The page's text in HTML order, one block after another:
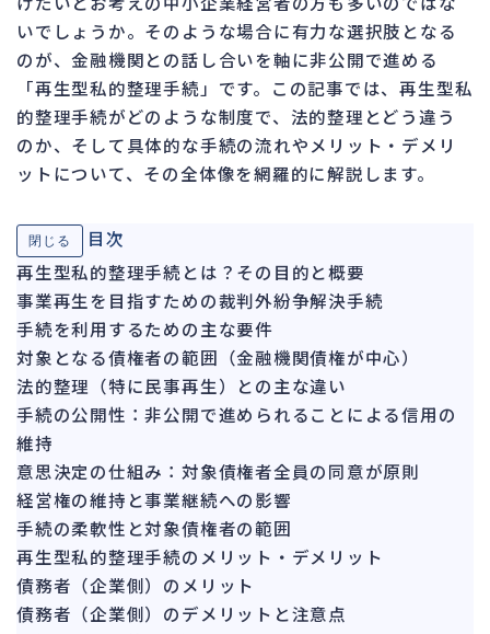
差押・強制執行 227
法令違反・行政処分 316
訴訟・不正 283
損害賠償・知的財産 273
経営 157
再建準備
人事労務 562
人件費 20
労働問題
労災・ハラスメント 145
事業運営
品質・リコール 49
情報漏洩・サイバー 256
事業再編 69
いでしょうか。そのような場合に有力な選択肢となる
のが、金融機関との話し合いを軸に非公開で進める
「再生型私的整理手続」です。この記事では、再生型私
的整理手続がどのような制度で、法的整理とどう違う
のか、そして具体的な手続の流れやメリット・デメリ
ットについて、その全体像を網羅的に解説します。
閉じる
目次
再生型私的整理手続とは？その目的と概要
事業再生を目指すための裁判外紛争解決手続
手続を利用するための主な要件
対象となる債権者の範囲（金融機関債権が中心）
法的整理（特に民事再生）との主な違い
手続の公開性：非公開で進められることによる信用の
維持
意思決定の仕組み：対象債権者全員の同意が原則
経営権の維持と事業継続への影響
手続の柔軟性と対象債権者の範囲
再生型私的整理手続のメリット・デメリット
債務者（企業側）のメリット
債務者（企業側）のデメリットと注意点